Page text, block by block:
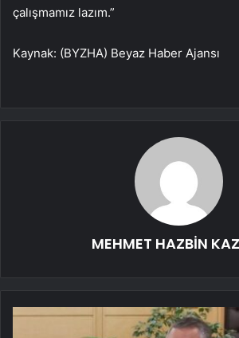
çalışmamız lazım.”
Kaynak: (BYZHA) Beyaz Haber Ajansı
MEHMET HAZBİN